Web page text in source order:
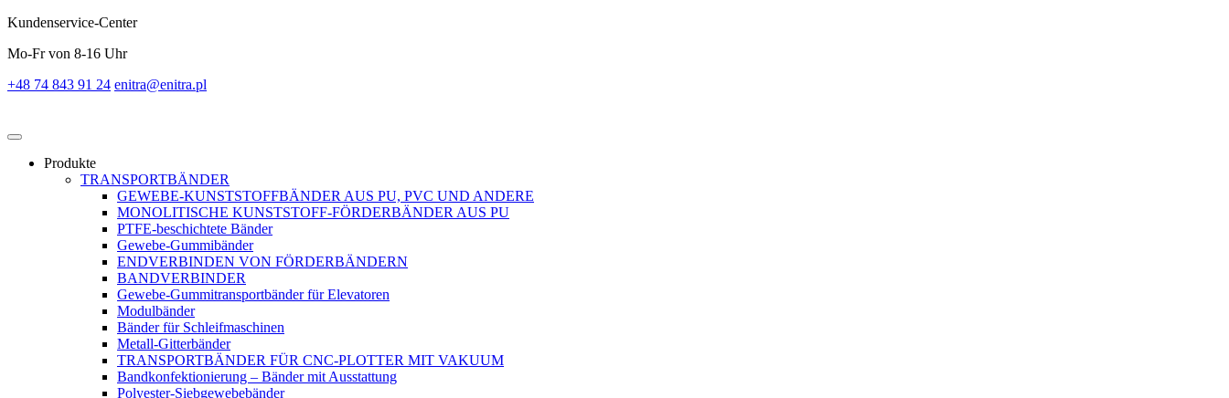
Kundenservice-Center
Mo-Fr von 8-16 Uhr
+48 74 843 91 24 enitra@enitra.pl
Produkte
TRANSPORTBÄNDER
GEWEBE-KUNSTSTOFFBÄNDER AUS PU, PVC UND ANDERE
MONOLITISCHE KUNSTSTOFF-FÖRDERBÄNDER AUS PU
PTFE-beschichtete Bänder
Gewebe-Gummibänder
ENDVERBINDEN VON FÖRDERBÄNDERN
BANDVERBINDER
Gewebe-Gummitransportbänder für Elevatoren
Modulbänder
Bänder für Schleifmaschinen
Metall-Gitterbänder
TRANSPORTBÄNDER FÜR CNC-PLOTTER MIT VAKUUM
Bandkonfektionierung – Bänder mit Ausstattung
Polyester-Siebgewebebänder